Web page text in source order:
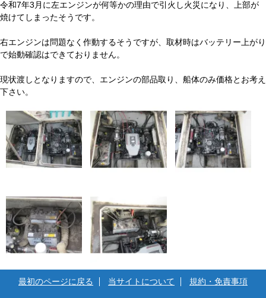
令和7年3月に左エンジンが何等かの理由で引火し火災になり、上部が
焼けてしまったそうです。
右エンジンは問題なく作動するそうですが、取材時はバッテリー上がり
で始動確認はできておりません。
現状渡しとなりますので、エンジンの部品取り、船体のみ価格とお考え
下さい。
最初のページに戻る 当サイトについて 規約・免責事項